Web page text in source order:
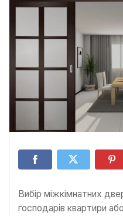
Вибір міжкімнатних
господарів квартири